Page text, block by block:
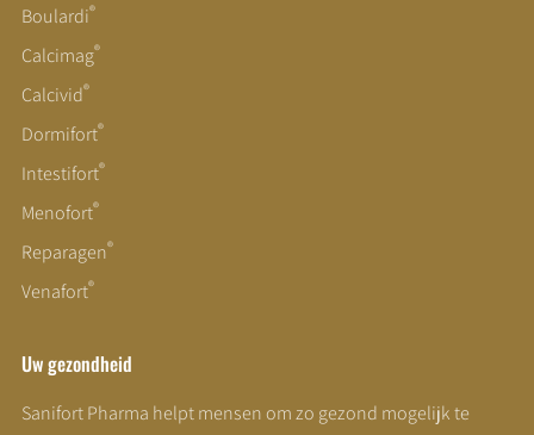
Boulardi®
Calcimag®
Calcivid®
Dormifort®
Intestifort®
Menofort®
Reparagen®
Venafort®
Uw gezondheid
Sanifort Pharma helpt mensen om zo gezond mogelijk te